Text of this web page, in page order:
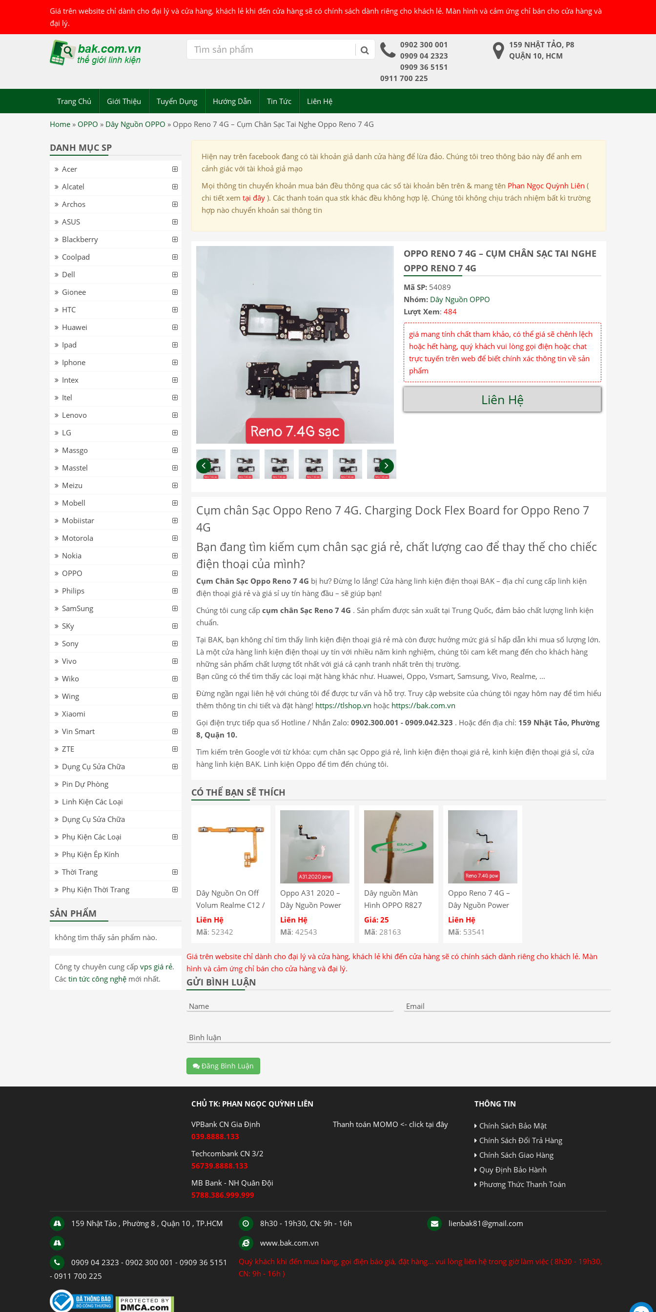
Giá trên website chỉ dành cho đại lý và cửa hàng, khách lẻ khi đến cửa hàng sẽ có chính sách dành riêng cho khách lẻ. Màn hình và cảm ứng chỉ bán cho cửa hàng và
đại lý.
0902 300 001
0909 04 2323
0909 36 5151
0911 700 225
159 NHẬT TẢO, P8
QUẬN 10, HCM
Trang Chủ Giới Thiệu Tuyển Dụng Hướng Dẫn Tin Tức Liên Hệ
Home » OPPO » Dây Nguồn OPPO » Oppo Reno 7 4G – Cụm Chân Sạc Tai Nghe Oppo Reno 7 4G
Hiện nay trên facebook đang có tài khoản giả danh cửa hàng để lừa đảo. Chúng tôi treo thông báo này để anh em
cảnh giác với tài khoả giả mạo
Mọi thông tin chuyển khoản mua bán đều thông qua các số tài khoản bên trên & mang tên Phan Ngọc Quỳnh Liên (
chi tiết xem tại đây ). Các thanh toán qua stk khác đều không hợp lệ. Chúng tôi không chịu trách nhiệm bất kì trường
hợp nào chuyển khoản sai thông tin
OPPO RENO 7 4G – CỤM CHÂN SẠC TAI NGHE
OPPO RENO 7 4G
Mã SP: 54089
Nhóm: Dây Nguồn OPPO
Lượt Xem: 484
giá mang tính chất tham khảo, có thể giá sẽ chênh lệch
hoặc hết hàng, quý khách vui lòng gọi điện hoặc chat
trực tuyến trên web để biết chính xác thông tin về sản
phẩm
Liên Hệ
Cụm chân Sạc Oppo Reno 7 4G. Charging Dock Flex Board for Oppo Reno 7
4G
Bạn đang tìm kiếm cụm chân sạc giá rẻ, chất lượng cao để thay thế cho chiếc
điện thoại của mình?
Cụm Chân Sạc Oppo Reno 7 4G bị hư? Đừng lo lắng! Cửa hàng linh kiện điện thoại BAK – địa chỉ cung cấp linh kiện
điện thoại giá rẻ và giá sỉ uy tín hàng đầu – sẽ giúp bạn!
Chúng tôi cung cấp cụm chân Sạc Reno 7 4G . Sản phẩm được sản xuất tại Trung Quốc, đảm bảo chất lượng linh kiện
chuẩn.
Tại BAK, bạn không chỉ tìm thấy linh kiện điện thoại giá rẻ mà còn được hưởng mức giá sỉ hấp dẫn khi mua số lượng lớn.
Là một cửa hàng linh kiện điện thoại uy tín với nhiều năm kinh nghiệm, chúng tôi cam kết mang đến cho khách hàng
những sản phẩm chất lượng tốt nhất với giá cả cạnh tranh nhất trên thị trường.
Bạn cũng có thể tìm thấy các loại mặt hàng khác như. Huawei, Oppo, Vsmart, Samsung, Vivo, Realme, ...
Đừng ngần ngại liên hệ với chúng tôi để được tư vấn và hỗ trợ. Truy cập website của chúng tôi ngay hôm nay để tìm hiểu
thêm thông tin chi tiết và đặt hàng! https://tlshop.vn hoặc https://bak.com.vn
Gọi điện trực tiếp qua số Hotline / Nhắn Zalo: 0902.300.001 - 0909.042.323 . Hoặc đến địa chỉ: 159 Nhật Tảo, Phường
8, Quận 10.
Tìm kiếm trên Google với từ khóa: cụm chân sạc Oppo giá rẻ, linh kiện điện thoại giá rẻ, kinh kiện điện thoại giá sỉ, cửa
hàng linh kiện BAK. Linh kiện Oppo để tìm đến chúng tôi.
CÓ THỂ BẠN SẼ THÍCH
Dây Nguồn On Off
Volum Realme C12 /
Cáp Nút Nguồn
Power Âm Lượng
Liên Hệ
Mã: 52342
Oppo A31 2020 –
Dây Nguồn Power
On / Off Oppo
A31.2020 – Oppo
Button Flex
Liên Hệ
Mã: 42543
Dây nguồn Màn
Hình OPPO R827
Giá: 25
Mã: 28163
Oppo Reno 7 4G –
Dây Nguồn Power
On / Off Oppo Reno
7.4G – Oppo Reno 7
Flex
Liên Hệ
Mã: 53541
Giá trên website chỉ dành cho đại lý và cửa hàng, khách lẻ khi đến cửa hàng sẽ có chính sách dành riêng cho khách lẻ. Màn
hình và cảm ứng chỉ bán cho cửa hàng và đại lý.
GỬI BÌNH LUẬN
Name Email
Bình luận
Đăng Bình Luận
DANH MỤC SP
Acer
Alcatel
Archos
ASUS
Blackberry
Coolpad
Dell
Gionee
HTC
Huawei
Ipad
Iphone
Intex
Itel
Lenovo
LG
Massgo
Masstel
Meizu
Mobell
Mobiistar
Motorola
Nokia
OPPO
Philips
SamSung
SKy
Sony
Vivo
Wiko
Wing
Xiaomi
Vin Smart
ZTE
Dụng Cụ Sửa Chữa
Pin Dự Phòng
Linh Kiện Các Loại
Dụng Cụ Sửa Chữa
Phụ Kiện Các Loại
Phụ Kiện Ép Kính
Thời Trang
Phụ Kiện Thời Trang
SẢN PHẨM
không tìm thấy sản phẩm nào.
Công ty chuyên cung cấp vps giá rẻ.
Các tin tức công nghệ mới nhất.
CHỦ TK: PHAN NGỌC QUỲNH LIÊN
VPBank CN Gia Định
039.8888.133
Techcombank CN 3/2
56739.8888.133
MB Bank - NH Quân Đội
5788.386.999.999
Thanh toán MOMO <- click tại đây
THÔNG TIN
Chính Sách Bảo Mật
Chính Sách Đổi Trả Hàng
Chính Sách Giao Hàng
Quy Định Bảo Hành
Phương Thức Thanh Toán
159 Nhật Tảo , Phường 8 , Quận 10 , TP.HCM
0909 04 2323 - 0902 300 001 - 0909 36 5151
- 0911 700 225
8h30 - 19h30, CN: 9h - 16h
www.bak.com.vn
lienbak81@gmail.com
Quý khách khi đến mua hàng, gọi điện báo giá, đặt hàng... vui lòng liên hệ trong giờ làm việc ( 8h30 - 19h30,
CN: 9h - 16h )